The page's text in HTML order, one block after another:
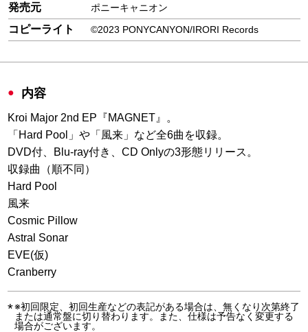
発売元 ポニーキャニオン
コピーライト ©️2023 PONYCANYON/IRORI Records
内容
Kroi Major 2nd EP『MAGNET』。
「Hard Pool」や「風来」など全6曲を収録。
DVD付、Blu-ray付き、CD Onlyの3形態リリース。
収録曲（順不同）
Hard Pool
風来
Cosmic Pillow
Astral Sonar
EVE(仮)
Cranberry
※初回限定、初回生産などの表記がある場合は、無くなり次第終了
または通常盤に切り替わります。また、仕様は予告なく変更する
場合がございます。